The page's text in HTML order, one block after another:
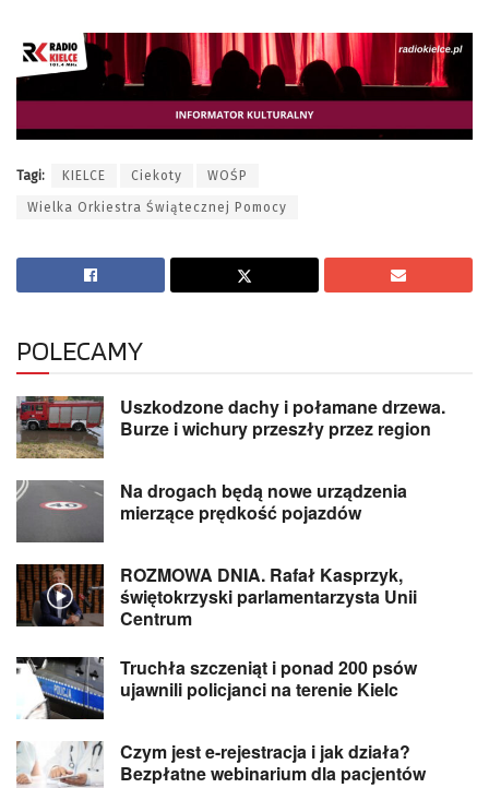
Tagi: KIELCE Ciekoty WOŚP
Wielka Orkiestra Świątecznej Pomocy
POLECAMY
Uszkodzone dachy i połamane drzewa.
Burze i wichury przeszły przez region
Na drogach będą nowe urządzenia
mierzące prędkość pojazdów
ROZMOWA DNIA. Rafał Kasprzyk,
świętokrzyski parlamentarzysta Unii
Centrum
Truchła szczeniąt i ponad 200 psów
ujawnili policjanci na terenie Kielc
Czym jest e-rejestracja i jak działa?
Bezpłatne webinarium dla pacjentów